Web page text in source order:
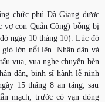
chức phủ Đà Giang được
vợ con Quản Công) bỗng bị
ngày 10 tháng 10). Lúc đó
lớn nổi lên. Nhân dân và
vua, vua nghe chuyện bèn
dân, binh sĩ hành lễ ninh
15 tháng 8 an táng, sau
mạch, trước có vạn dòng